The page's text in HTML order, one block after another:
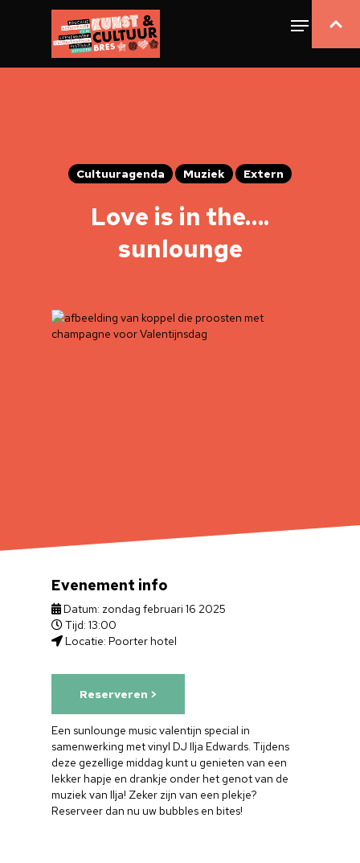
Cultuuragenda Muziek Extern
Love is in the….
sunlounge
Een sunlounge music valentijn special in
samenwerking met vinyl DJ Ilja Edwards. Tijdens
deze gezellige middag kunt u genieten van een
lekker hapje en drankje onder het genot van de
muziek van Ilja! Zeker zijn van een plekje?
Reserveer dan nu uw bubbles en bites!
Evenement info
Datum: zondag februari 16 2025
Tijd: 13:00
Locatie: Poorter hotel
Reserveren >